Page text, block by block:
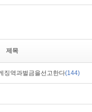
제목
징역과벌금을선고한다(144)